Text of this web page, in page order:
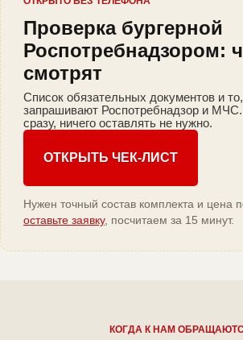
Проверка бургерной
Роспотребнадзором:
смотрят
Список обязательных документов и
запрашивают Роспотребнадзор и
сразу, ничего оставлять не нужно.
ОТКРЫТЬ ЧЕК-ЛИСТ
Нужен точный состав комплекта и цена
оставьте заявку, посчитаем за 15 минут.
КОГДА К НАМ